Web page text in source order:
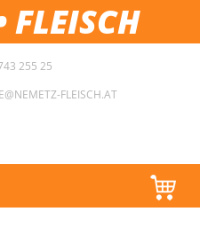
FLEISCH
255 25
FLEISCH.AT